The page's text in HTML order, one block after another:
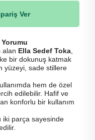
Ver
alan Ella Sedef Toka,
bir dokunuş katmak
yüzeyi, sade stillere
hem de özel
edilebilir. Hafif ve
konforlu bir kullanım
iki parça sayesinde